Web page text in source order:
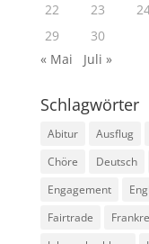
22
23
29
30
« Mai
Juli »
Schlagwörter
Abitur Ausflug
Chöre
Deutsch
Engagement
Fairtrade